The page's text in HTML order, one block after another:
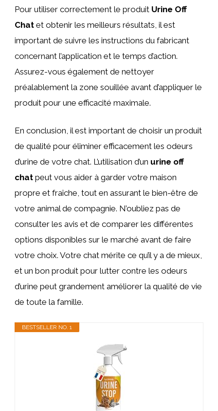
Pour utiliser correctement le produit Urine Off
Chat et obtenir les meilleurs résultats, il est
important de suivre les instructions du fabricant
concernant l’application et le temps d’action.
Assurez-vous également de nettoyer
préalablement la zone souillée avant d’appliquer le
produit pour une efficacité maximale.
En conclusion, il est important de choisir un produit
de qualité pour éliminer efficacement les odeurs
d’urine de votre chat. L’utilisation d’un urine off
chat peut vous aider à garder votre maison
propre et fraîche, tout en assurant le bien-être de
votre animal de compagnie. N’oubliez pas de
consulter les avis et de comparer les différentes
options disponibles sur le marché avant de faire
votre choix. Votre chat mérite ce qu’il y a de mieux,
et un bon produit pour lutter contre les odeurs
d’urine peut grandement améliorer la qualité de vie
de toute la famille.
BESTSELLER NO. 1